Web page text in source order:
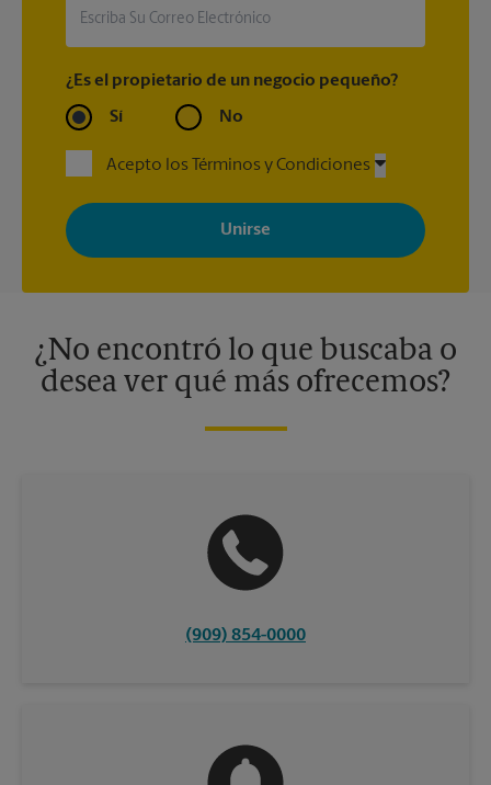
¿Es el propietario de un negocio pequeño?
Sí No
Acepto los Términos y Condiciones
Al registrarse, acepta recibir correos electrónicos de The UPS
Store con noticias, ofertas especiales, promociones y mensajes
adaptados a sus intereses. Puede darse de baja en cualquier
momento. Para más información, consulte nuestra política de
¿No encontró lo que buscaba o
desea ver qué más ofrecemos?
(909) 854-0000